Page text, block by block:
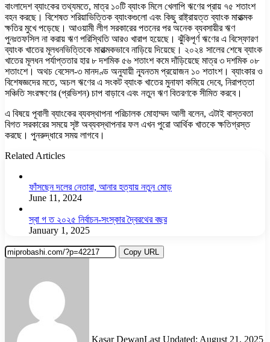
বাংলাদেশ ব্যাংকের তথ্যমতে, মাত্র ১০টি ব্যাংক মিলে খেলাপি ঋণের প্রায় ৭৫ শতাংশ
বহন করছে। বিশেষত শরিয়াভিত্তিক ব্যাংকগুলো এবং কিছু রাষ্ট্রায়ত্ত ব্যাংক মারাত্মক
ক্ষতির মুখে পড়েছে। আওয়ামী লীগ সরকারের পতনের পর অনেক ব্যবসায়ীর ঋণ
পুনঃতফসিল না করায় ঋণ পরিস্থিতি আরও খারাপ হয়েছে। ঝুঁকিপূর্ণ ঋণের এ বিস্ফোরণ
ব্যাংক খাতের মূলধনভিত্তিকে মারাত্মকভাবে নাড়িয়ে দিয়েছে। ২০২৪ সালের শেষে ব্যাংক
খাতের মূলধন পর্যাপ্ততার হার ৮ দশমিক ৫৬ শতাংশ কমে দাঁড়িয়েছে মাত্র ৩ দশমিক ০৮
শতাংশে। অথচ বেসেল-৩ মানদণ্ড অনুযায়ী ন্যূনতম প্রয়োজন ১০ শতাংশ। ব্যাংকার ও
বিশেষজ্ঞদের মতে, অচল ঋণের এ সংকট ব্যাংক খাতের মুনাফা কমিয়ে দেবে, নিরাপত্তা
সঞ্চিতি সংরক্ষণের (প্রভিশন) চাপ বাড়াবে এবং নতুন ঋণ বিতরণকে সীমিত করবে।
এ বিষয়ে পূবালী ব্যাংকের ব্যবস্থাপনা পরিচালক মোহাম্মদ আলী বলেন, এটাই বাস্তবতা
বিগত সরকারের সময়ে সৃষ্ট অব্যবস্থাপনার ফল এখন পুরো আর্থিক খাতকে ক্ষতিগ্রস্ত
করছে। পুনরুদ্ধারে সময় লাগবে।
Related Articles
ফাঁসছেন দলের নেতারা, আনার হত্যায় নতুন মোড়
June 11, 2024
স্বা গ ত ২০২৫ নির্বাচন-সংস্কার দ্বৈরথের বছর
January 1, 2025
Copy URL
Kasar DewanLast Updated: August 21, 2025